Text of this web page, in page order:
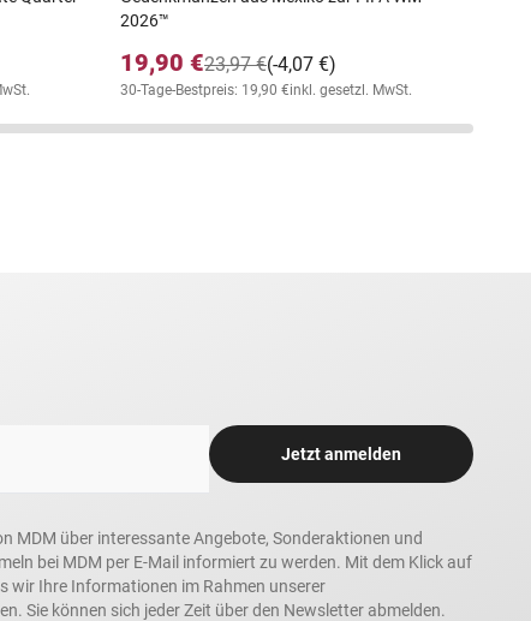
2026™
19,90 € (-4,07 €)
23,97 €
30-Tage-Bestpreis: 19,90 €inkl. gesetzl. MwSt.
Jetzt anmelden
MDM über interessante Angebote, Sonderaktionen und
bei MDM per E-Mail informiert zu werden. Mit dem Klick auf
wir Ihre Informationen im Rahmen unserer
Sie können sich jeder Zeit über den Newsletter abmelden.